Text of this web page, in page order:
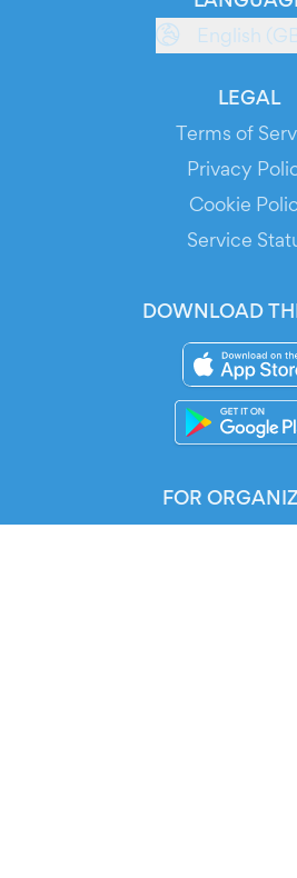
FOR
Automated
English
LEGAL
Terms of
Privacy
Cookie
Service
DOWNLOAD